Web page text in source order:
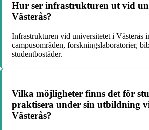
Hur ser infrastrukturen ut vid
Västerås?
Infrastrukturen vid universitetet i Västerås
campusområden, forskningslaboratorier,
studentbostäder.
Vilka möjligheter finns det för
praktisera under sin utbildning
Västerås?